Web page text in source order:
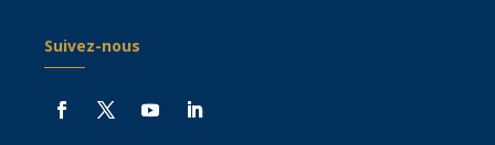
Suivez-nous